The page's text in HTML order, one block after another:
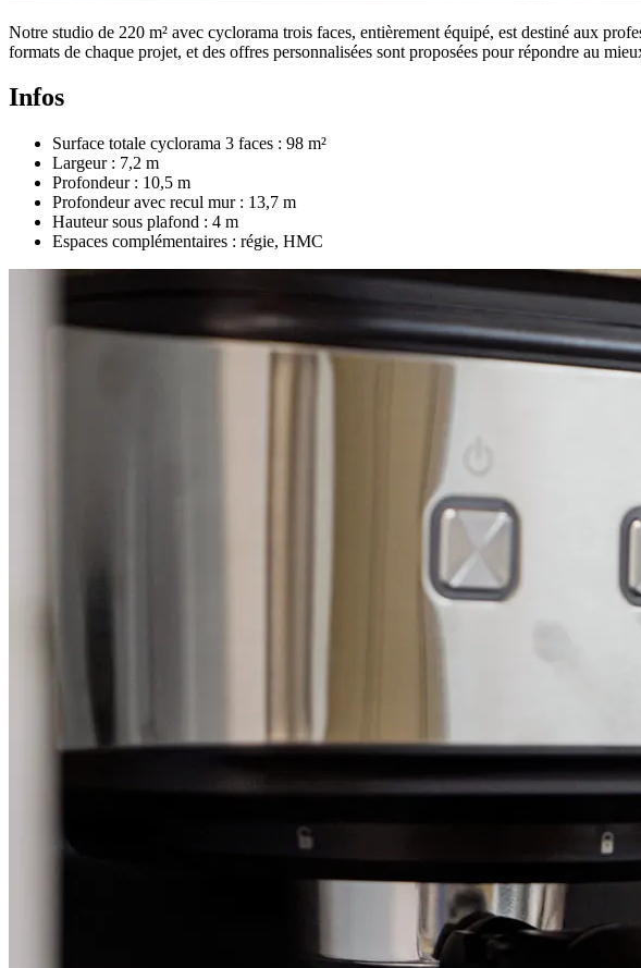
Notre studio de 220 m² avec cyclorama trois faces, entièrement équipé, est destiné aux
formats de chaque projet, et des offres personnalisées sont proposées pour répondre au
Infos
Surface totale cyclorama 3 faces : 98 m²
Largeur : 7,2 m
Profondeur : 10,5 m
Profondeur avec recul mur : 13,7 m
Hauteur sous plafond : 4 m
Espaces complémentaires : régie, HMC